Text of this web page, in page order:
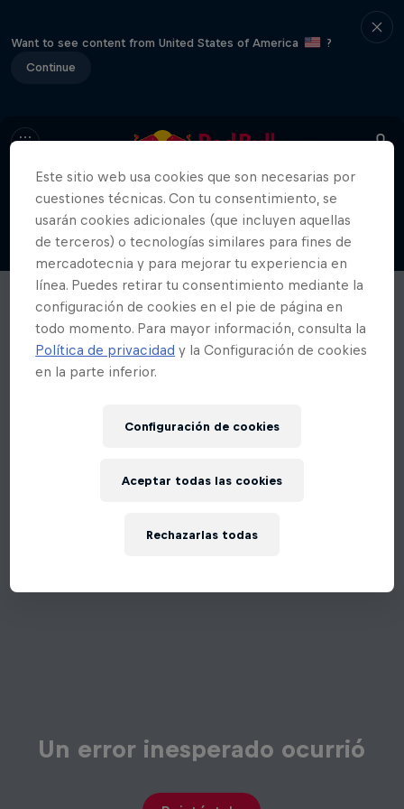
Want to see content from United States of America
?
Continue
Un error inesperado ocurrió
Este sitio web usa cookies que son necesarias por
cuestiones técnicas. Con tu consentimiento, se
usarán cookies adicionales (que incluyen aquellas
de terceros) o tecnologías similares para fines de
mercadotecnia y para mejorar tu experiencia en
línea. Puedes retirar tu consentimiento mediante la
configuración de cookies en el pie de página en
todo momento. Para mayor información, consulta la
Política de privacidad y la Configuración de cookies
en la parte inferior.
Configuración de cookies
Rechazarlas todas
Aceptar todas las cookies